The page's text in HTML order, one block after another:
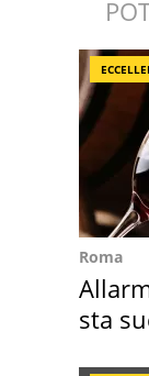
Roma
sta